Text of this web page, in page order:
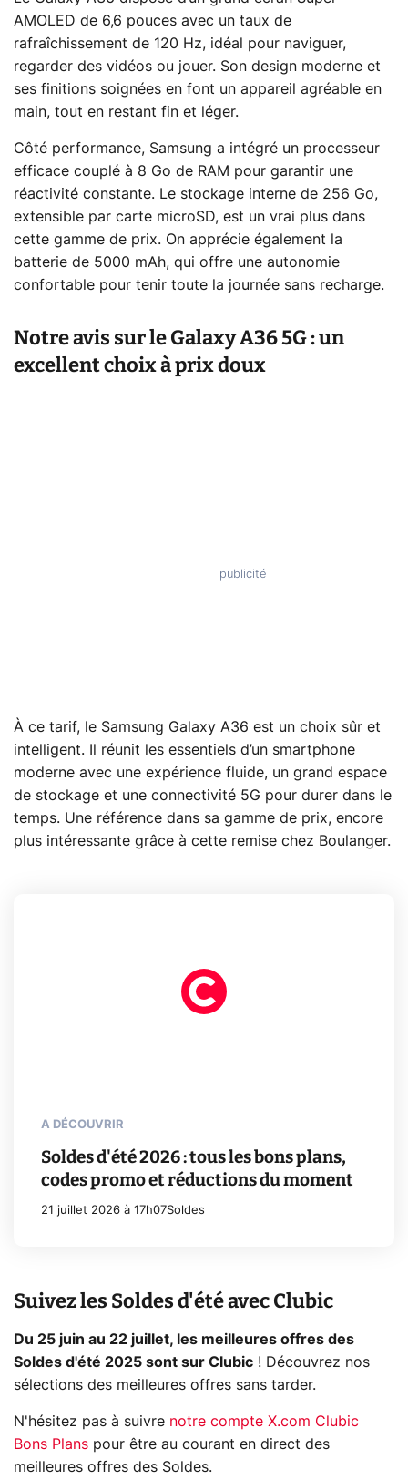
AMOLED de 6,6 pouces avec un taux de
rafraîchissement de 120 Hz, idéal pour naviguer,
regarder des vidéos ou jouer. Son design moderne et
ses finitions soignées en font un appareil agréable en
main, tout en restant fin et léger.
Côté performance, Samsung a intégré un processeur
efficace couplé à 8 Go de RAM pour garantir une
réactivité constante. Le stockage interne de 256 Go,
extensible par carte microSD, est un vrai plus dans
cette gamme de prix. On apprécie également la
batterie de 5000 mAh, qui offre une autonomie
confortable pour tenir toute la journée sans recharge.
Notre avis sur le Galaxy A36 5G : un
excellent choix à prix doux
À ce tarif, le Samsung Galaxy A36 est un choix sûr et
intelligent. Il réunit les essentiels d’un smartphone
moderne avec une expérience fluide, un grand espace
de stockage et une connectivité 5G pour durer dans le
temps. Une référence dans sa gamme de prix, encore
plus intéressante grâce à cette remise chez Boulanger.
A DÉCOUVRIR
Soldes d'été 2026 : tous les bons plans,
codes promo et réductions du moment
21 juillet 2026 à 17h07Soldes
Suivez les Soldes d'été avec Clubic
Du 25 juin au 22 juillet, les meilleures offres des
Soldes d'été 2025 sont sur Clubic ! Découvrez nos
sélections des meilleures offres sans tarder.
N'hésitez pas à suivre notre compte X.com Clubic
Bons Plans pour être au courant en direct des
meilleures offres des Soldes.